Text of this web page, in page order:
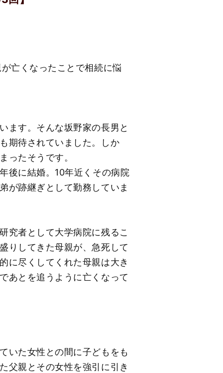
亡くなったことで相続に悩
ます。そんな坂野家の長男と
期待されていました。しか
ったそうです。
後に結婚。10年近くその病院
が跡継ぎとして勤務していま
究者として大学病院に残るこ
りしてきた母親が、急死して
に尽くしてくれた母親は大き
あとを追うように亡くなって
いた女性との間に子どもをも
父親とその女性を強引に引き